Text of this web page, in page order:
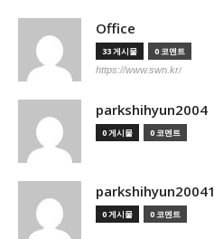
Office
33 게시물 0 코멘트
https://www.swn.kr/
parkshihyun2004
0 게시물 0 코멘트
parkshihyun20041
0 게시물 0 코멘트